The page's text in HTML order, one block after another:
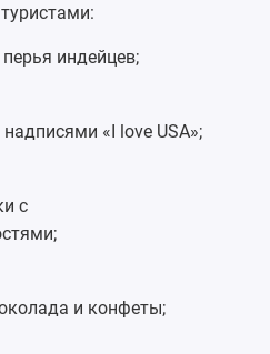
индейцев;
«I love USA»;
с
и конфеты;